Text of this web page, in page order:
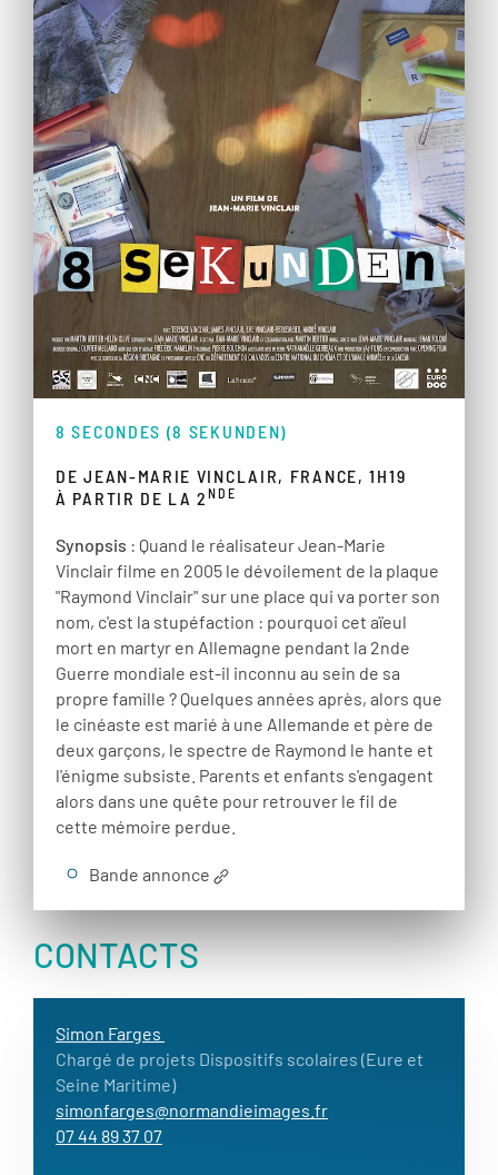
8 SECONDES (8 SEKUNDEN)
DE JEAN-MARIE VINCLAIR, FRANCE, 1H19
À PARTIR DE LA 2NDE
Synopsis : Quand le réalisateur Jean-Marie
Vinclair filme en 2005 le dévoilement de la plaque
"Raymond Vinclair" sur une place qui va porter son
nom, c'est la stupéfaction : pourquoi cet aïeul
mort en martyr en Allemagne pendant la 2nde
Guerre mondiale est-il inconnu au sein de sa
propre famille ? Quelques années après, alors que
le cinéaste est marié à une Allemande et père de
deux garçons, le spectre de Raymond le hante et
l'énigme subsiste. Parents et enfants s'engagent
alors dans une quête pour retrouver le fil de
cette mémoire perdue.
Bande annonce
CONTACTS
Simon Farges
Chargé de projets Dispositifs scolaires (Eure et
Seine Maritime)
simonfarges@normandieimages.fr
07 44 89 37 07